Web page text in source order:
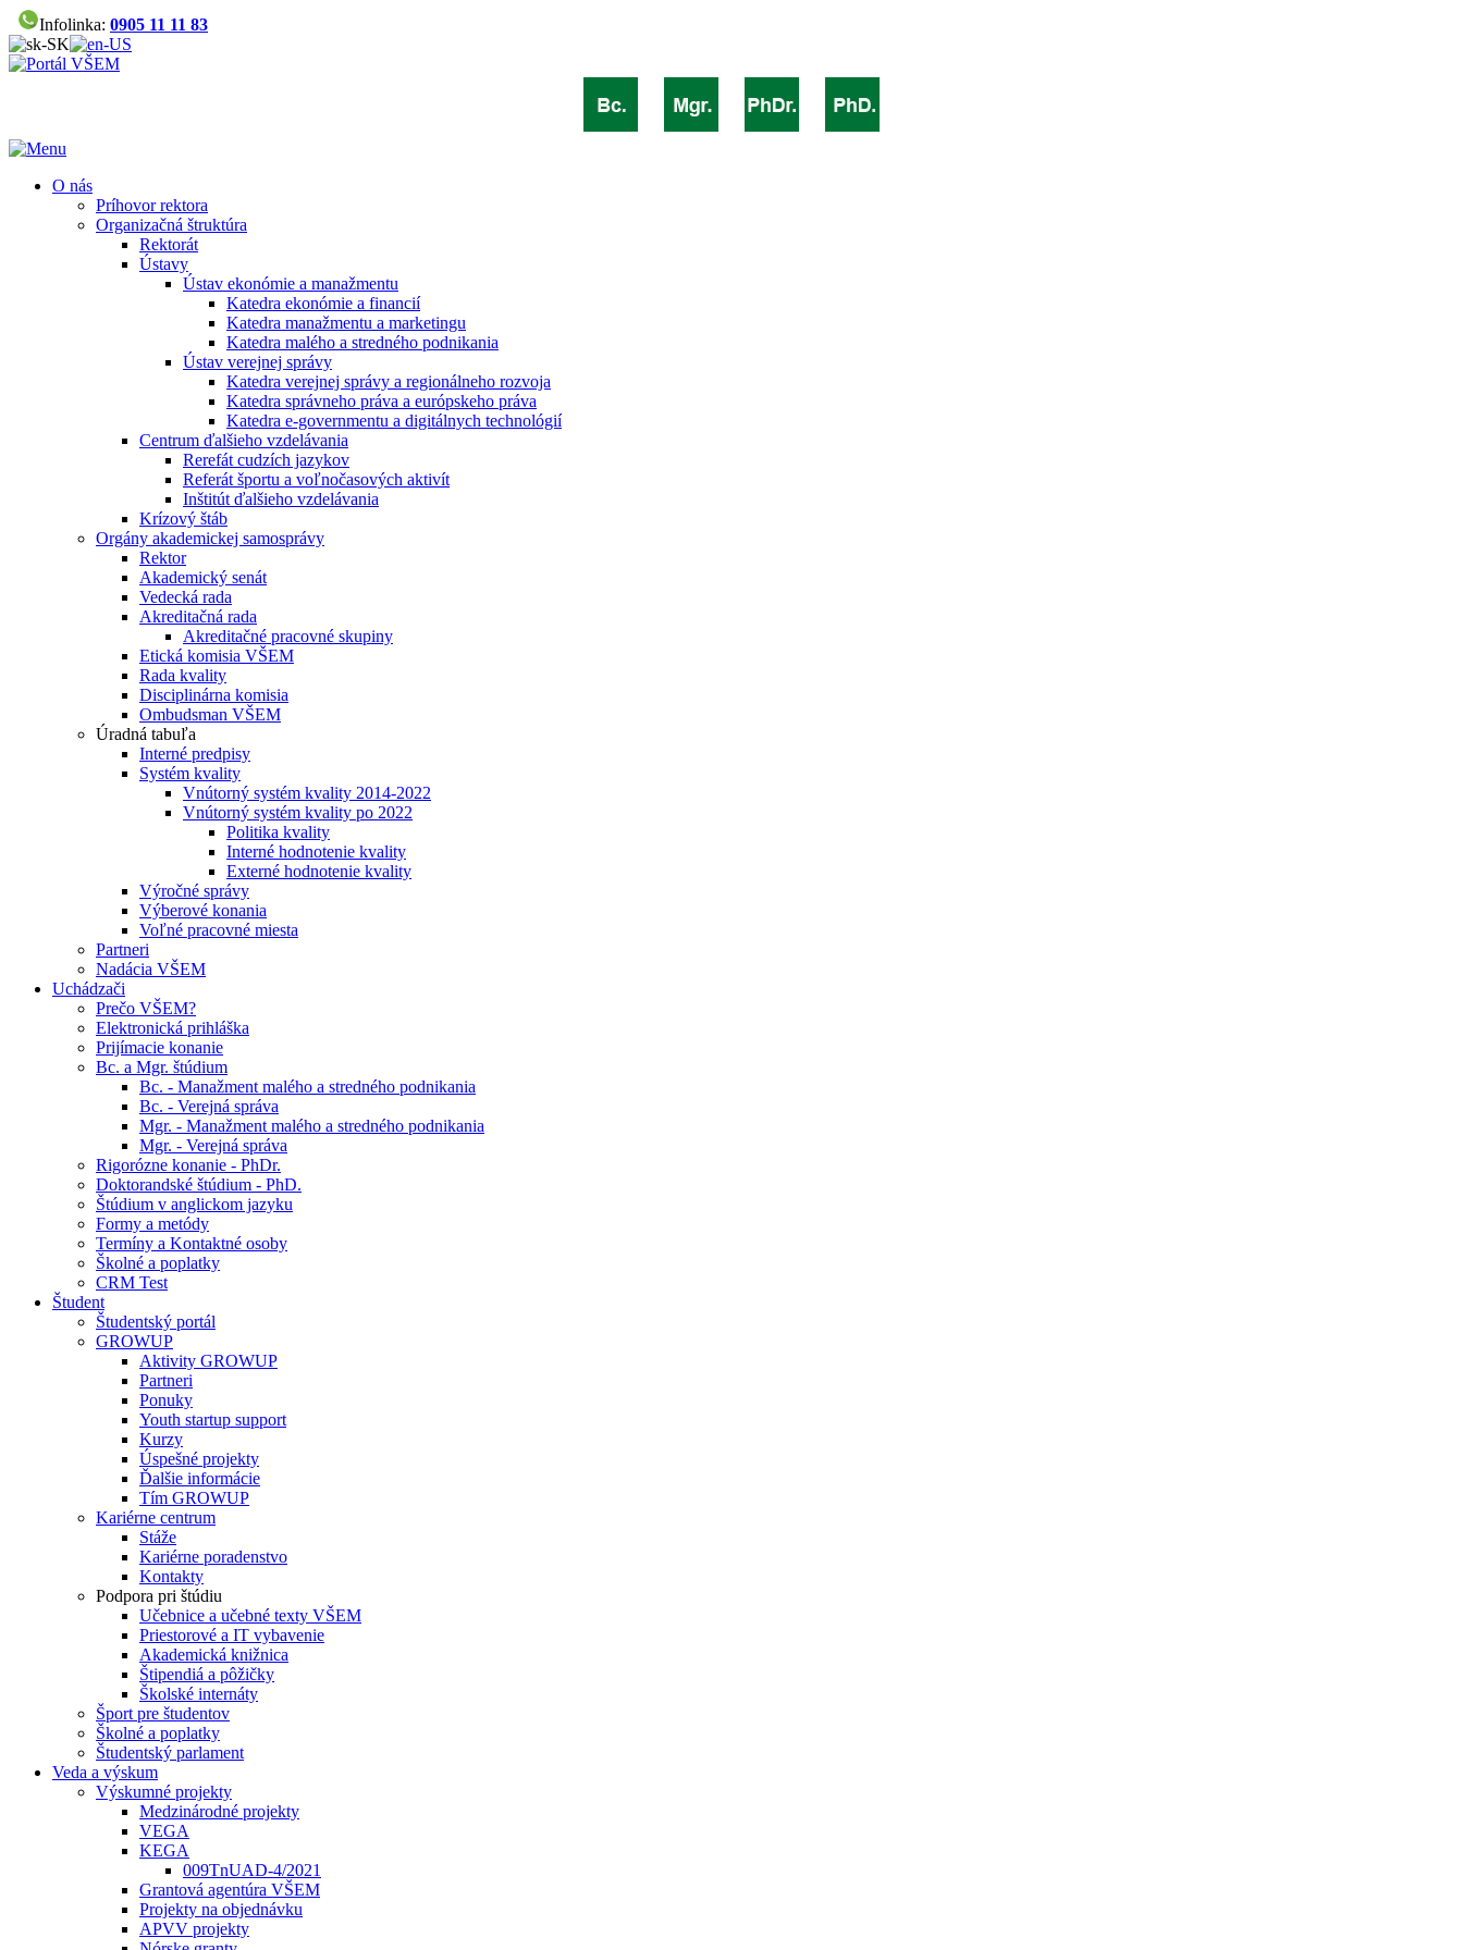
Infolinka: 0905 11 11 83
O nás
Príhovor rektora
Organizačná štruktúra
Rektorát
Ústavy
Ústav ekonómie a manažmentu
Katedra ekonómie a financií
Katedra manažmentu a marketingu
Katedra malého a stredného podnikania
Ústav verejnej správy
Katedra verejnej správy a regionálneho rozvoja
Katedra správneho práva a európskeho práva
Katedra e-governmentu a digitálnych technológií
Centrum ďalšieho vzdelávania
Rerefát cudzích jazykov
Referát športu a voľnočasových aktivít
Inštitút ďalšieho vzdelávania
Krízový štáb
Orgány akademickej samosprávy
Rektor
Akademický senát
Vedecká rada
Akreditačná rada
Akreditačné pracovné skupiny
Etická komisia VŠEM
Rada kvality
Disciplinárna komisia
Ombudsman VŠEM
Úradná tabuľa
Interné predpisy
Systém kvality
Vnútorný systém kvality 2014-2022
Vnútorný systém kvality po 2022
Politika kvality
Interné hodnotenie kvality
Externé hodnotenie kvality
Výročné správy
Výberové konania
Voľné pracovné miesta
Partneri
Nadácia VŠEM
Uchádzači
Prečo VŠEM?
Elektronická prihláška
Prijímacie konanie
Bc. a Mgr. štúdium
Bc. - Manažment malého a stredného podnikania
Bc. - Verejná správa
Mgr. - Manažment malého a stredného podnikania
Mgr. - Verejná správa
Rigorózne konanie - PhDr.
Doktorandské štúdium - PhD.
Štúdium v anglickom jazyku
Formy a metódy
Termíny a Kontaktné osoby
Školné a poplatky
CRM Test
Študent
Študentský portál
GROWUP
Aktivity GROWUP
Partneri
Ponuky
Youth startup support
Kurzy
Úspešné projekty
Ďalšie informácie
Tím GROWUP
Kariérne centrum
Stáže
Kariérne poradenstvo
Kontakty
Podpora pri štúdiu
Učebnice a učebné texty VŠEM
Priestorové a IT vybavenie
Akademická knižnica
Štipendiá a pôžičky
Školské internáty
Šport pre študentov
Školné a poplatky
Študentský parlament
Veda a výskum
Výskumné projekty
Medzinárodné projekty
VEGA
KEGA
009TnUAD-4/2021
Grantová agentúra VŠEM
Projekty na objednávku
APVV projekty